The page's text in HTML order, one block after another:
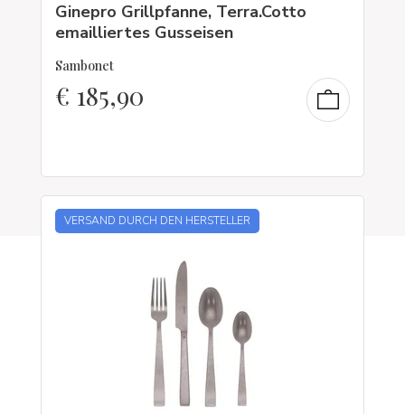
Ginepro Grillpfanne, Terra.Cotto
emailliertes Gusseisen
Sambonet
€ 185,90
VERSAND DURCH DEN HERSTELLER